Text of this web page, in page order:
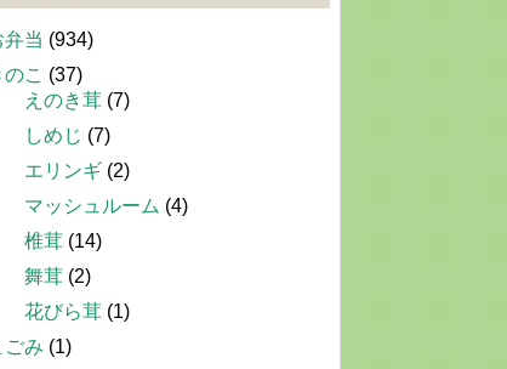
弁当 (934)
のこ (37)
えのき茸 (7)
しめじ (7)
エリンギ (2)
マッシュルーム (4)
椎茸 (14)
舞茸 (2)
花びら茸 (1)
ごみ (1)